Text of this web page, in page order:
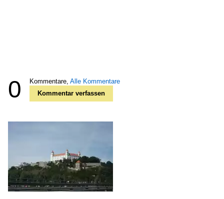
0 Kommentare, Alle Kommentare
Kommentar verfassen